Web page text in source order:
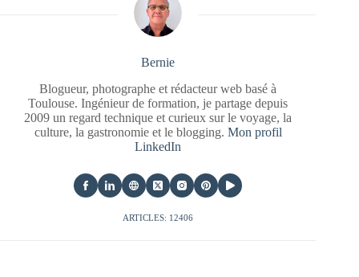
Bernie
Blogueur, photographe et rédacteur web basé à
Toulouse. Ingénieur de formation, je partage depuis
2009 un regard technique et curieux sur le voyage, la
culture, la gastronomie et le blogging. Mon profil
LinkedIn
ARTICLES: 12406